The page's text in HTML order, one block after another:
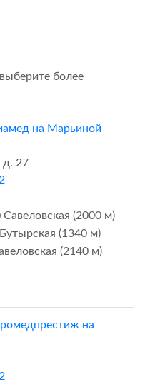
более
на Марьиной
д. 27
Савеловская (2000 м)
Бутырская (1340 м)
(2140 м)
на